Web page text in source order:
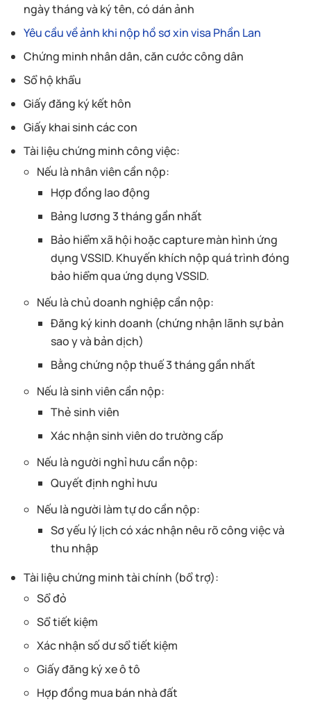
ngày tháng và ký tên, có dán ảnh
Yêu cầu về ảnh khi nộp hồ sơ xin visa Phần Lan
Chứng minh nhân dân, căn cước công dân
Sổ hộ khẩu
Giấy đăng ký kết hôn
Giấy khai sinh các con
Tài liệu chứng minh công việc:
Nếu là nhân viên cần nộp:
Hợp đồng lao động
Bảng lương 3 tháng gần nhất
Bảo hiểm xã hội hoặc capture màn hình ứng
dụng VSSID. Khuyến khích nộp quá trình đóng
bảo hiểm qua ứng dụng VSSID.
Nếu là chủ doanh nghiệp cần nộp:
Đăng ký kinh doanh (chứng nhận lãnh sự bản
sao y và bản dịch)
Bằng chứng nộp thuế 3 tháng gần nhất
Nếu là sinh viên cần nộp:
Thẻ sinh viên
Xác nhận sinh viên do trường cấp
Nếu là người nghỉ hưu cần nộp:
Quyết định nghỉ hưu
Nếu là người làm tự do cần nộp:
Sơ yếu lý lịch có xác nhận nêu rõ công việc và
thu nhập
Tài liệu chứng minh tài chính (bổ trợ):
Sổ đỏ
Sổ tiết kiệm
Xác nhận số dư sổ tiết kiệm
Giấy đăng ký xe ô tô
Hợp đồng mua bán nhà đất